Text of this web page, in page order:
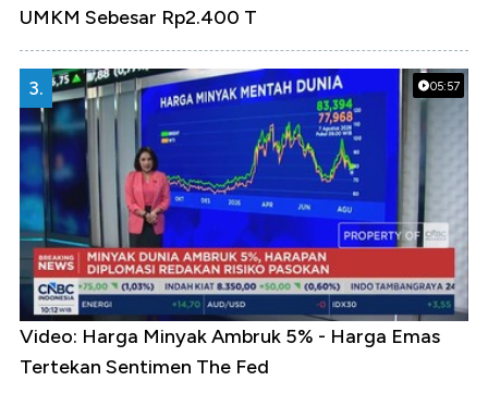
UMKM Sebesar Rp2.400 T
05:57
3.
Video: Harga Minyak Ambruk 5% - Harga Emas
Tertekan Sentimen The Fed